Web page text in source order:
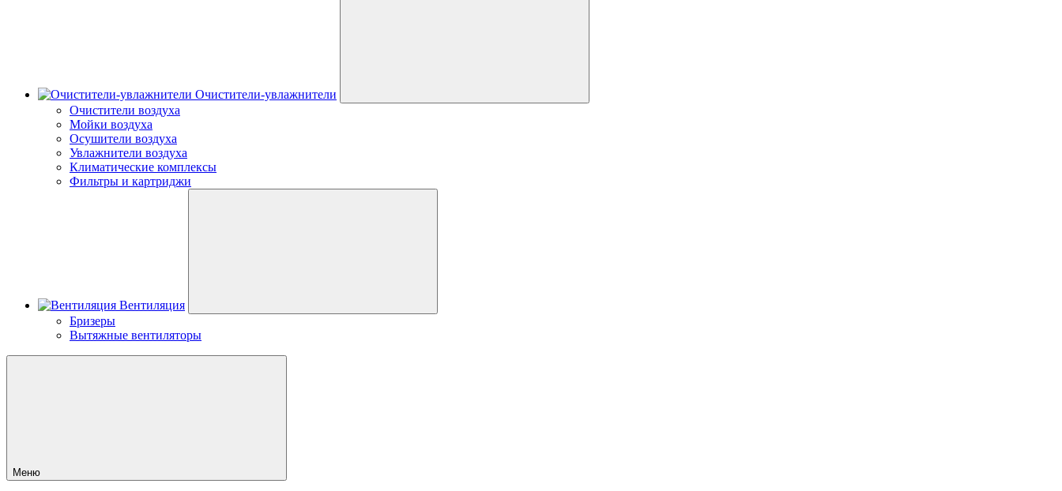
Очистители-увлажнители
Очистители воздуха
Мойки воздуха
Осушители воздуха
Увлажнители воздуха
Климатические комплексы
Фильтры и картриджи
Вентиляция
Бризеры
Вытяжные вентиляторы
Меню